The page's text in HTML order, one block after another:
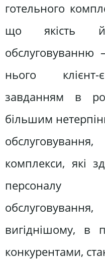
готельного
що якість
обслуговуванню
нього
завданням в
більшим
комплекси, які
персоналу
вигіднішому, в
конкурентами,